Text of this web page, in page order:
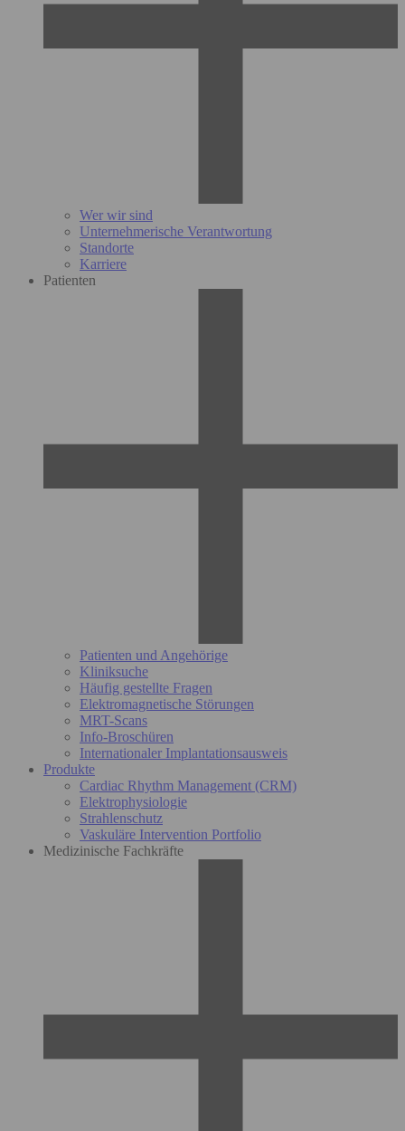
Wer wir sind
Unternehmerische Verantwortung
Standorte
Karriere
Patienten
Patienten und Angehörige
Kliniksuche
Häufig gestellte Fragen
Elektromagnetische Störungen
MRT-Scans
Info-Broschüren
Internationaler Implantationsausweis
Produkte
Cardiac Rhythm Management (CRM)
Elektrophysiologie
Strahlenschutz
Vaskuläre Intervention Portfolio
Medizinische Fachkräfte